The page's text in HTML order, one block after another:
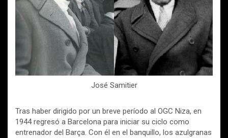
José Samitier
Tras haber dirigido por un breve período al OGC Niza, en
1944 regresó a Barcelona para iniciar su ciclo como
entrenador del Barça. Con él en el banquillo, los azulgranas